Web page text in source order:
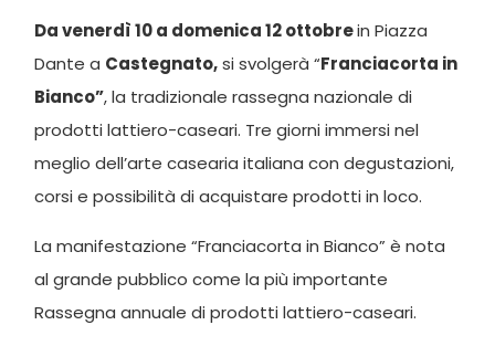
Da venerdì 10 a domenica 12 ottobrein Piazza
Dante a Castegnato,si svolgerà “Franciacorta in
Bianco”, la tradizionale rassegna nazionale di
prodotti lattiero-caseari. Tre giorni immersi nel
meglio dell’arte casearia italiana con degustazioni,
corsi e possibilità di acquistare prodotti in loco.
La manifestazione “Franciacorta in Bianco” è nota
al grande pubblico come la più importante
Rassegna annuale di prodotti lattiero-caseari.